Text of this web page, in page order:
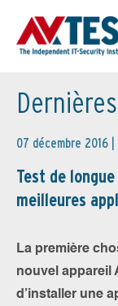
Dernières
07 décembre 2016 |
Test de
meilleures
La première
nouvel appareil
d’installer une